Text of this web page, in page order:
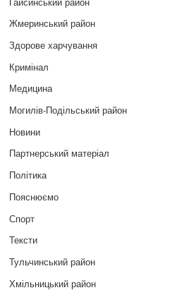
Жмеринський район
Здорове харчування
Кримінал
Медицина
Могилів-Подільський район
Новини
Партнерський матеріал
Політика
Пояснюємо
Спорт
Тексти
Тульчинський район
Хмільницький район